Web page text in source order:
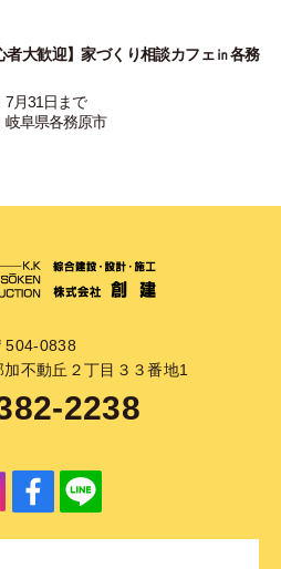
者大歓迎】家づくり相談カフェ㏌各務
7月31日まで
岐阜県各務原市
504-0838
不動丘２丁目３３番地1
2238